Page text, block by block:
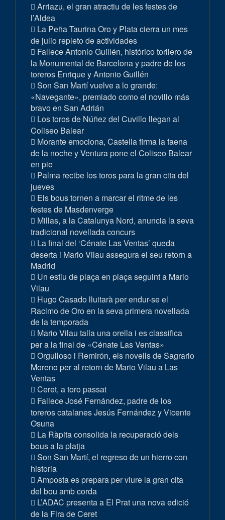
Arriazu, el gran atractiu de les festes de
l’Aldea
La Peña Taurina Oro y Plata cierra un mes
de julio repleto de actividades
Fallece Antonio Guillén, histórico torilero de
la Monumental de Barcelona y padre de los
toreros Enrique y Antonio Guillén
Son San Martí vuelve a lo grande:
«Navegante», premiado como el novillo más
bravo en San Adrián
Los toros de Núñez del Cuvillo llegan al
Coliseo Balear
Morante emociona, Castella firma la faena
de la noche y Ventura pone el Coliseo Balear
en pie
Palma recibe los toros para la gran cita del
jueves
Els bous tornen a marcar el ritme de les
festes de Masdenverge
Millas, a la Catalunya Nord, anuncia la seva
tradicional novellada concurs
La final del ‘Cénate Las Ventas’ queda
deserta i Mario Vilau assegura el seu retorn a
Madrid
Un estiu de plaça en plaça seguint a Mario
Vilau
Hugo Casado lluitarà per endur-se el
Racimo de Oro en la seva primera novellada
de la temporada
Mario Vilau talla una orella i es classifica
per a la final de «Cénate Las Ventas»
Orgulloso i Remirón, els novells de Sagrario
Moreno per al retorn de Mario Vilau a Las
Ventas
Ceret, a toro passat
Fallece José Fernández, padre de los
toreros catalanes Jesús Fernández y Vicente
Osuna
La Ràpita consolida la recuperació dels
bous a la platja
Son San Martí, el regreso de un hierro con
historia
Amposta es prepara per viure la gran cita
del bou amb corda
L’ADAC presenta a El Prat una nova edició
de la Fira de Ceret